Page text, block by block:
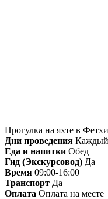
Прогулка на яхте в
Дни проведения Каждый
Еда и напитки Обед
Гид (Экскурсовод) Да
Время 09:00-16:00
Транспорт Да
Оплата Оплата на месте